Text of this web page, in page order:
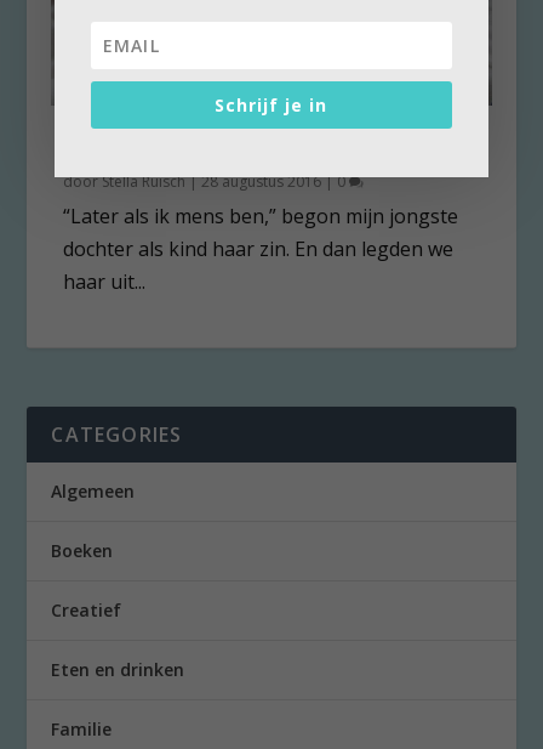
doorStella Ruisch|28 augustus 2016|0
“Later als ik mens ben,” begon mijn jongste
dochter als kind haar zin. En dan legden we
haar uit...
CATEGORIES
Algemeen
Boeken
Creatief
Eten en drinken
Familie
Schrijf je in